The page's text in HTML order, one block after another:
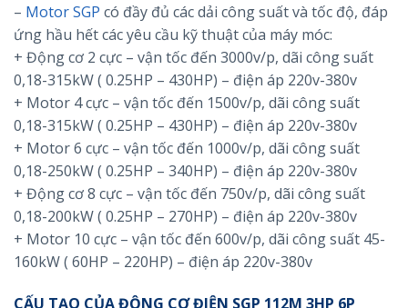
– Motor SGP có đầy đủ các dải công suất và tốc độ, đáp
ứng hầu hết các yêu cầu kỹ thuật của máy móc:
+ Động cơ 2 cực – vận tốc đến 3000v/p, dãi công suất
0,18-315kW ( 0.25HP – 430HP) – điện áp 220v-380v
+ Motor 4 cực – vận tốc đến 1500v/p, dãi công suất
0,18-315kW ( 0.25HP – 430HP) – điện áp 220v-380v
+ Motor 6 cực – vận tốc đến 1000v/p, dãi công suất
0,18-250kW ( 0.25HP – 340HP) – điện áp 220v-380v
+ Động cơ 8 cực – vận tốc đến 750v/p, dãi công suất
0,18-200kW ( 0.25HP – 270HP) – điện áp 220v-380v
+ Motor 10 cực – vận tốc đến 600v/p, dãi công suất 45-
160kW ( 60HP – 220HP) – điện áp 220v-380v
CẤU TẠO CỦA ĐỘNG CƠ ĐIỆN SGP 112M 3HP 6P